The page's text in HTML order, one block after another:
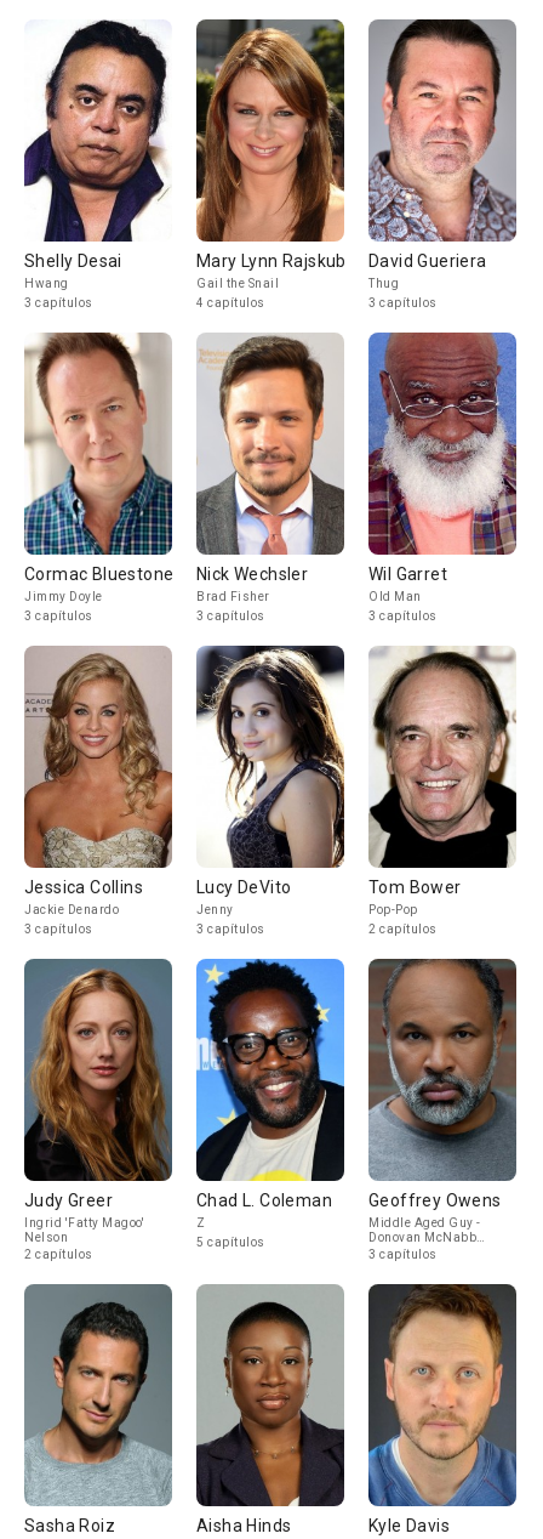
Shelly Desai
Hwang
3 capítulos
Mary Lynn Rajskub
Gail the Snail
4 capítulos
David Gueriera
Thug
3 capítulos
Cormac Bluestone
Jimmy Doyle
3 capítulos
Nick Wechsler
Brad Fisher
3 capítulos
Wil Garret
Old Man
3 capítulos
Jessica Collins
Jackie Denardo
3 capítulos
Lucy DeVito
Jenny
3 capítulos
Tom Bower
Pop-Pop
2 capítulos
Judy Greer
Ingrid 'Fatty Magoo'
Nelson
2 capítulos
Chad L. Coleman
Z
5 capítulos
Geoffrey Owens
Middle Aged Guy -
Donovan McNabb
imposter
3 capítulos
Sasha Roiz Aisha Hinds Kyle Davis